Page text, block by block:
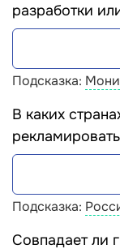
разработки
Подсказка:
В каких
Подсказка:
Совпадает ли